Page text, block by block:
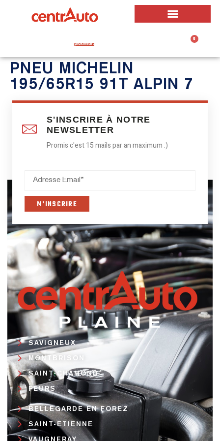
0
PNEU MICHELIN
195/65R15 91T ALPIN 7
S'INSCRIRE À NOTRE
NEWSLETTER
Promis c'est 15 mails par an maximum :)
SAVIGNEUX
MONTBRISON
SAINT-CHAMOND
FEURS
BELLEGARDE EN FOREZ
SAINT-ETIENNE
VAUGNERAY